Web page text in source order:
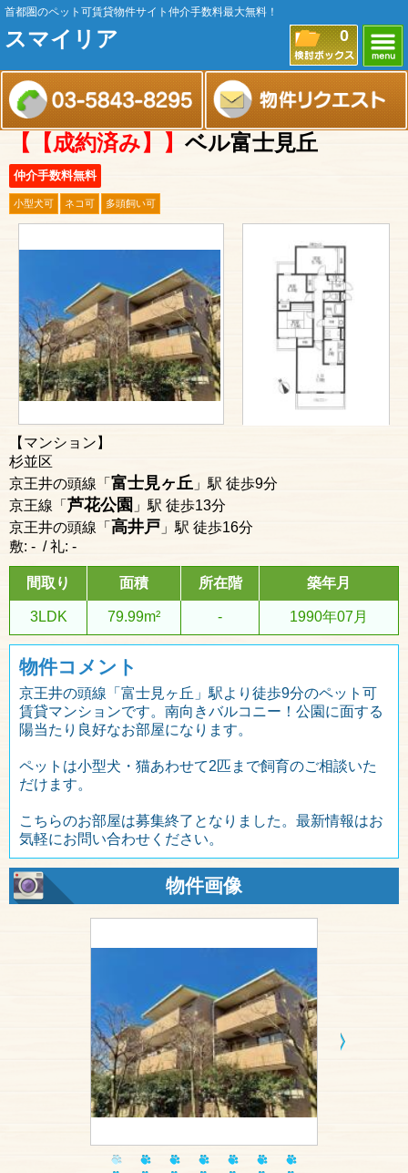
首都圏のペット可賃貸物件サイト仲介手数料最大無料！
スマイリア 0
【【成約済み】】 ベル富士見丘
仲介手数料無料
小型犬可 ネコ可 多頭飼い可
【マンション】
杉並区
京王井の頭線「 富士見ヶ丘 」駅 徒歩9分
京王線「 芦花公園 」駅 徒歩13分
京王井の頭線「 高井戸 」駅 徒歩16分
敷: - / 礼: -
間取り 面積 所在階 築年月
3LDK 79.99m² - 1990年07月
物件コメント
京王井の頭線「富士見ヶ丘」駅より徒歩9分のペット可
賃貸マンションです。南向きバルコニー！公園に面する
陽当たり良好なお部屋になります。
ペットは小型犬・猫あわせて2匹まで飼育のご相談いた
だけます。
こちらのお部屋は募集終了となりました。最新情報はお
気軽にお問い合わせください。
物件画像